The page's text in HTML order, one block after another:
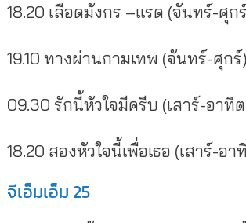
18.20 เลือดมังกร –แรด (จันทร์-ศุก
19.10 ทางผ่านกามเทพ (จันทร์-ศุกร์)
09.30 รักนี้หัวใจมีครีบ (เสาร์-อาทิ
18.20 สองหัวใจนี้เพื่อเธอ (เสาร์-อา
จีเอ็มเอ็ม 25